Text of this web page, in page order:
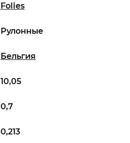
Folies
10,05
0,7
0,213
Бельгия
Рулонные